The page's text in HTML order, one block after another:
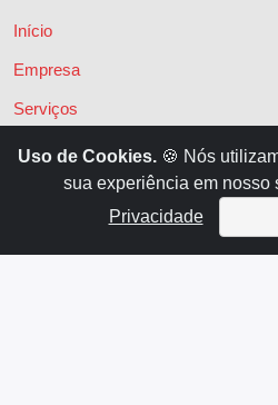
Início
Empresa
Serviços
Financiamentos
Locações
Uso de Cookies. 🍪 Nós
sua experiência em nosso
Privacidade